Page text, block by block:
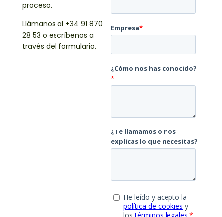
proceso.
Llámanos al +34 91 870
28 53 o escríbenos a
través del formulario.